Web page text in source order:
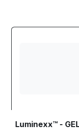
Luminexx™ -